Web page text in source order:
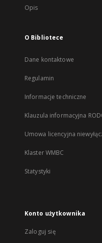
Opis
O Bibliotece
Dane kontaktowe
Regulamin
Informacje techniczne
Klauzula informacyjna
Umowa licencyjna
Klaster WMBC
Statystyki
Konto użytkownika
Zaloguj się